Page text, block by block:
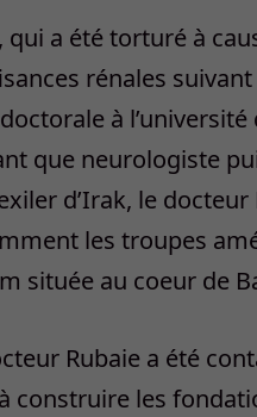
qui a été torturé à
rénales
à
que neurologiste
d’Irak, le
les troupes
située au coeur de
Rubaie a été
construire les